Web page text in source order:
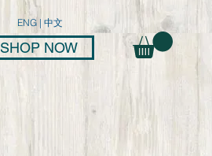
SHOP NOW
ENG | 中文